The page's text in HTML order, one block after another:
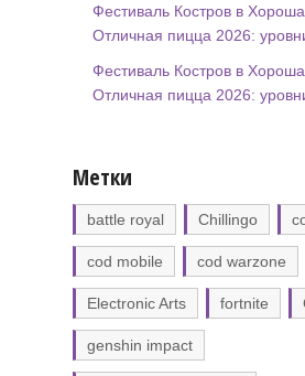
Фестиваль Костров в
Отличная пицца 2026:
Фестиваль Костров в
Отличная пицца 2026:
Метки
battle royal Chillingo
cod mobile cod warzone
Electronic Arts fortnite
genshin impact